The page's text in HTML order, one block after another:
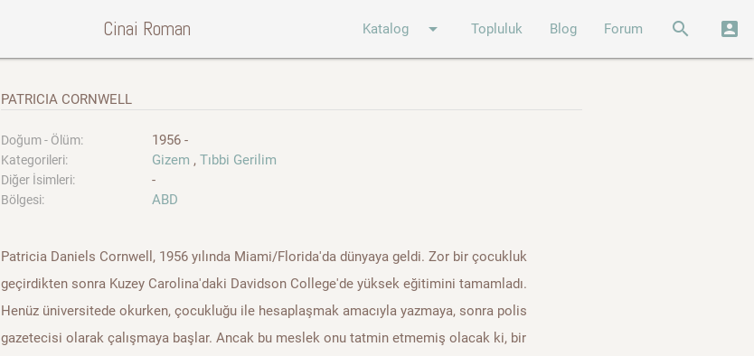
Cinai Roman Katalog arrow_drop_down Topluluk Blog Forum search account_box
PATRICIA CORNWELL
Doğum - Ölüm: 1956 -
Kategorileri: Gizem , Tıbbi Gerilim
Diğer İsimleri: -
Bölgesi: ABD
Patricia Daniels Cornwell, 1956 yılında Miami/Florida'da dünyaya geldi. Zor bir çocukluk
geçirdikten sonra Kuzey Carolina'daki Davidson College'de yüksek eğitimini tamamladı.
Henüz üniversitede okurken, çocukluğu ile hesaplaşmak amacıyla yazmaya, sonra polis
gazetecisi olarak çalışmaya başlar. Ancak bu meslek onu tatmin etmemiş olacak ki, bir